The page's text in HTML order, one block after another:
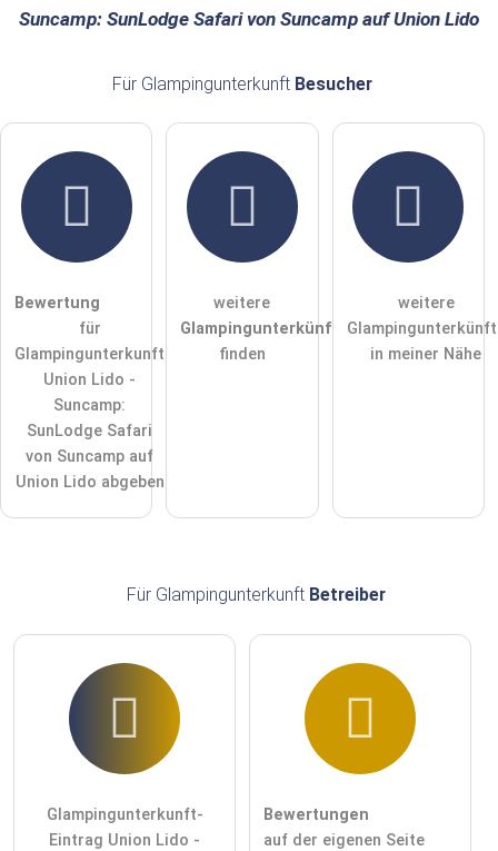
öffentliche Frage stellen Abbrechen
Besucher sichtbar.
Klicken Sie hier um eineindividuelle Fragean den
Suncamp: SunLodge Safari von Suncamp auf Union Lido
Für Glampingunterkunft Besucher
Bewertung
für
Glampingunterkunft
Union Lido -
Suncamp:
SunLodge Safari
von Suncamp auf
Union Lido abgeben
weitere
Glampingunterkünfte
finden
weitere
in meiner Nähe
Für Glampingunterkunft Betreiber
Glampingunterkunft-
Eintrag Union Lido -
Bewertungen
auf der eigenen Seite